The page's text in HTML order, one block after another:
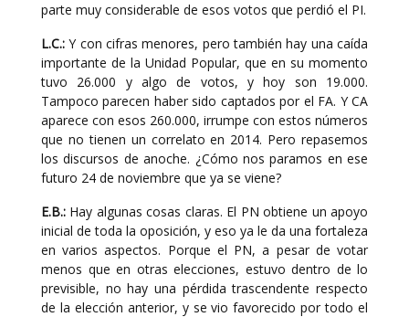
parte muy considerable de esos votos que perdió el PI.
L.C.: Y con cifras menores, pero también hay una caída
importante de la Unidad Popular, que en su momento
tuvo 26.000 y algo de votos, y hoy son 19.000.
Tampoco parecen haber sido captados por el FA. Y CA
aparece con esos 260.000, irrumpe con estos números
que no tienen un correlato en 2014. Pero repasemos
los discursos de anoche. ¿Cómo nos paramos en ese
futuro 24 de noviembre que ya se viene?
E.B.: Hay algunas cosas claras. El PN obtiene un apoyo
inicial de toda la oposición, y eso ya le da una fortaleza
en varios aspectos. Porque el PN, a pesar de votar
menos que en otras elecciones, estuvo dentro de lo
previsible, no hay una pérdida trascendente respecto
de la elección anterior, y se vio favorecido por todo el